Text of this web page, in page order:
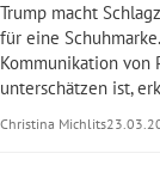
Trump macht
für eine
Kommunikation von
unterschätzen ist,
Christina Michlits